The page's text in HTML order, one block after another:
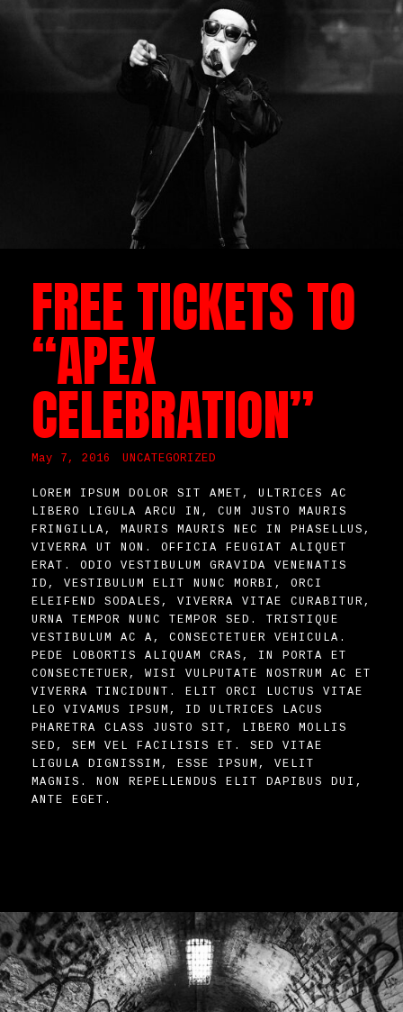
FREE TICKETS TO
“APEX
CELEBRATION”
May 7, 2016 UNCATEGORIZED
LOREM IPSUM DOLOR SIT AMET, ULTRICES AC
LIBERO LIGULA ARCU IN, CUM JUSTO MAURIS
FRINGILLA, MAURIS MAURIS NEC IN PHASELLUS,
VIVERRA UT NON. OFFICIA FEUGIAT ALIQUET
ERAT. ODIO VESTIBULUM GRAVIDA VENENATIS
ID, VESTIBULUM ELIT NUNC MORBI, ORCI
ELEIFEND SODALES, VIVERRA VITAE CURABITUR,
URNA TEMPOR NUNC TEMPOR SED. TRISTIQUE
VESTIBULUM AC A, CONSECTETUER VEHICULA.
PEDE LOBORTIS ALIQUAM CRAS, IN PORTA ET
CONSECTETUER, WISI VULPUTATE NOSTRUM AC ET
VIVERRA TINCIDUNT. ELIT ORCI LUCTUS VITAE
LEO VIVAMUS IPSUM, ID ULTRICES LACUS
PHARETRA CLASS JUSTO SIT, LIBERO MOLLIS
SED, SEM VEL FACILISIS ET. SED VITAE
LIGULA DIGNISSIM, ESSE IPSUM, VELIT
MAGNIS. NON REPELLENDUS ELIT DAPIBUS DUI,
ANTE EGET.